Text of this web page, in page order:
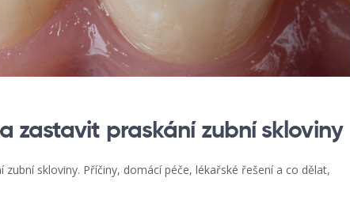
zastavit praskání zubní skloviny
skloviny. Příčiny, domácí péče, lékařské řešení a co dělat,